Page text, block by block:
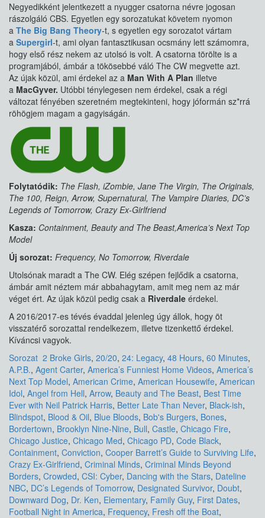
Negyedikként jelentkezett a nyugger csatorna névre jogosan
rászolgáló CBS. Egyetlen egy sorozatukat követem nyomon
a The Big Bang Theory-t, s egyetlen egy sorozatot vártam
a Supergirl-t, ami olyan fantasztikusan ocsmány lett számomra,
hogy első rész nekem az utolsó is volt. A csatorna törölte is a
programjából, ámbár a tökösebbé váló The CW megvette azt.
Az újak közül, ami érdekel az a Man With A Plan illetve
a MacGyver. Utóbbi ténylegesen nem érdekel, csak a régi
változat fényében szeretném megtekinteni, hogy jóformán sz*rrá
röhögjem magam a gagyiságán.
Folytatódik: The Flash, iZombie, Jane The Virgin, The Originals,
The 100, Reign, Arrow, Supernatural, The Vampire Diaries, DC’s
Legends of Tomorrow, Crazy Ex-Girlfriend
Kasza: Containment, Beauty and The Beast,America’s Next Top
Model
Új sorozat: Frequency, No Tomorrow, Riverdale
Utolsónak maradt a The CW. Elég szépen fejlődik a csatorna,
ámbár amit néztem már abbahagytam, amit meg nem az már
véget ért. Az újak közül pedig csak a Riverdale érdekel.
A 2016/2017-es tévés évaddal jelenleg úgy állok, hogy öt
visszatérő sorozattal rendelkezem, illetve tizenkettő érdekel.
Kíváncsi vagyok.
Sorozat 2 Broke Girls, 20/20, 24: Legacy, 48 Hours, 60 Minutes,
A.P.B., Agent Carter, America’s Funniest Home Videos, America’s
Next Top Model, American Crime, American Housewife, American
Idol, Angel from Hell, Arrow, Beauty and The Beast, Best Time
Ever with Neil Patrick Harris, Better Late Than Never, Black-ish,
Blindspot, Blood & Oil, Blue Bloods, Bob's Burgers, Bones,
Bordertown, Brooklyn Nine-Nine, Bull, Castle, Chicago Fire,
Chicago Justice, Chicago Med, Chicago PD, Code Black,
Containment, Conviction, Cooper Barrett’s Guide to Surviving Life,
Crazy Ex-Girlfriend, Criminal Minds, Criminal Minds Beyond
Borders, Crowded, CSI: Cyber, Dancing with the Stars, Dateline
NBC, DC’s Legends of Tomorrow, Designated Survivor, Doubt,
Downward Dog, Dr. Ken, Elementary, Family Guy, First Dates,
Football Night in America, Frequency, Fresh off the Boat,